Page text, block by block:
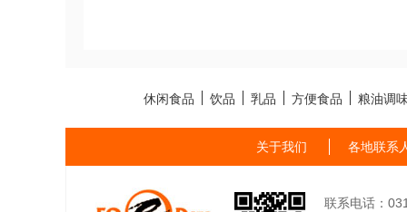
休闲食品 饮品 乳品 方便食品 粮油调
关于我们 各地联系
联系电话：